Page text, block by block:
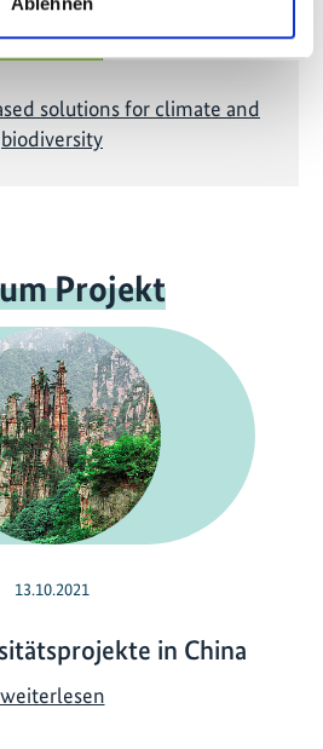
solutions for climate and
biodiversity
Projekt
13.10.2021
in China
weiterlesenI